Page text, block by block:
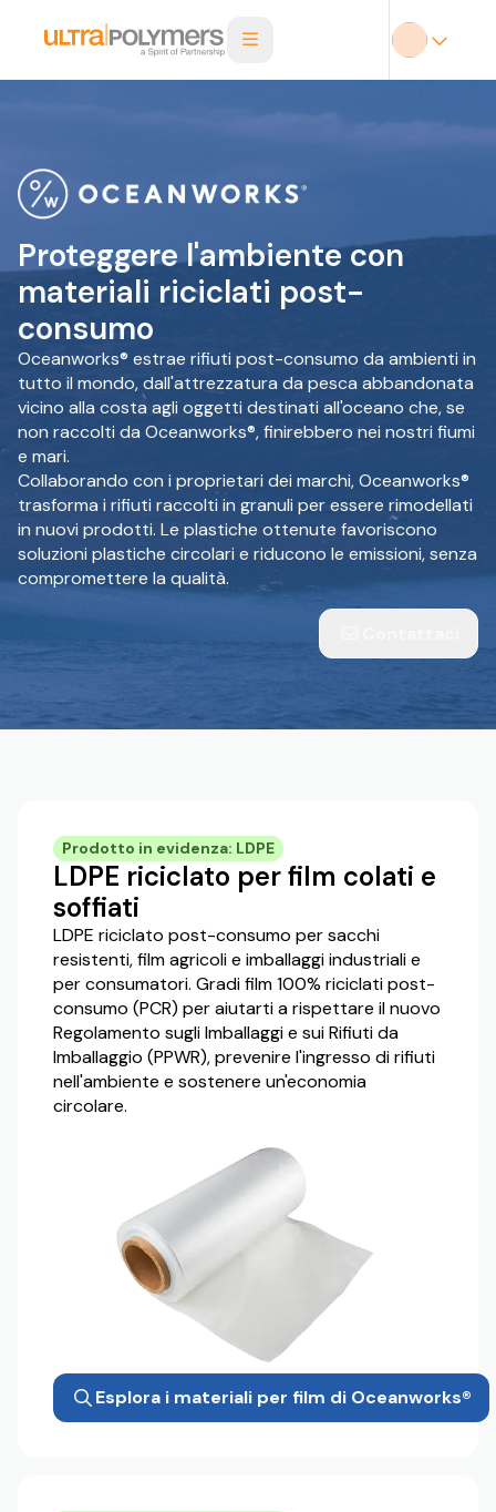
Proteggere l'ambiente con
materiali riciclati post-
consumo
Oceanworks® estrae rifiuti post-consumo da ambienti in
tutto il mondo, dall'attrezzatura da pesca abbandonata
vicino alla costa agli oggetti destinati all'oceano che, se
non raccolti da Oceanworks®, finirebbero nei nostri fiumi
e mari.
Collaborando con i proprietari dei marchi, Oceanworks®
trasforma i rifiuti raccolti in granuli per essere rimodellati
in nuovi prodotti. Le plastiche ottenute favoriscono
soluzioni plastiche circolari e riducono le emissioni, senza
compromettere la qualità.
Prodotto in evidenza: LDPE
LDPE riciclato per film colati e
soffiati
LDPE riciclato post-consumo per sacchi
resistenti, film agricoli e imballaggi industriali e
per consumatori. Gradi film 100% riciclati post-
consumo (PCR) per aiutarti a rispettare il nuovo
Regolamento sugli Imballaggi e sui Rifiuti da
Imballaggio (PPWR), prevenire l'ingresso di rifiuti
nell'ambiente e sostenere un'economia
circolare.
Esplora i materiali per film di Oceanworks®